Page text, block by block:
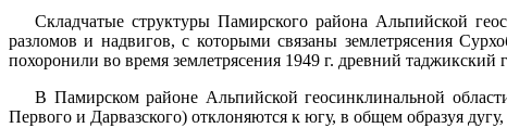
Складчатые структуры Памирского района Альпийской
разломов и надвигов, с которыми связаны землетрясения
похоронили во время землетрясения 1949 г. древний
В Памирском районе Альпийской геосинклинальной
Первого и Дарвазского) отклоняются к югу, в общем образуя